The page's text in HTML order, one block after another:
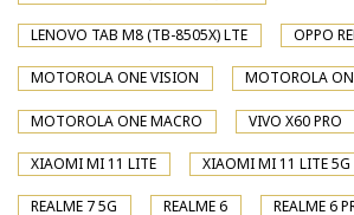
LENOVO TAB M8 (TB-8505X) LTE OPPO
MOTOROLA ONE VISION MOTOROLA
MOTOROLA ONE MACRO VIVO X60 PRO
XIAOMI MI 11 LITE XIAOMI MI 11 LITE 5G
REALME 7 5G REALME 6 REALME 6